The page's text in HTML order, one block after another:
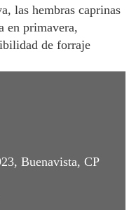
las hembras caprinas
en primavera,
de forraje
Buenavista, CP